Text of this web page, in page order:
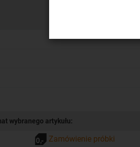
wybranego artykułu:
Zamówienie próbki